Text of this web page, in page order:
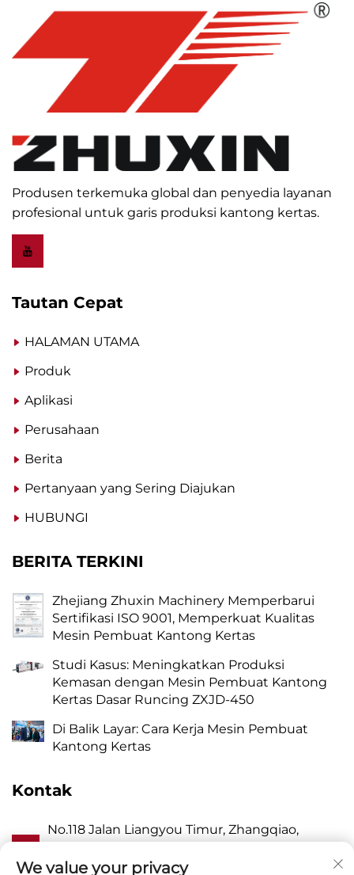
Produsen terkemuka global dan penyedia layanan
profesional untuk garis produksi kantong kertas.
Tautan Cepat
HALAMAN UTAMA
Produk
Aplikasi
Perusahaan
Berita
Pertanyaan yang Sering Diajukan
HUBUNGI
BERITA TERKINI
Zhejiang Zhuxin Machinery Memperbarui
Sertifikasi ISO 9001, Memperkuat Kualitas
Mesin Pembuat Kantong Kertas
Studi Kasus: Meningkatkan Produksi
Kemasan dengan Mesin Pembuat Kantong
Kertas Dasar Runcing ZXJD-450
Di Balik Layar: Cara Kerja Mesin Pembuat
Kantong Kertas
Kontak
A
No.118 Jalan Liangyou Timur, Zhangqiao,
Kecamatan Wanquan, Pingyang, Kota
Wenzhou, Zhejiang P.R. China 325409
We value your privacy